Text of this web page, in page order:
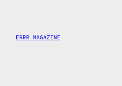
content
ERRR MAGAZINE